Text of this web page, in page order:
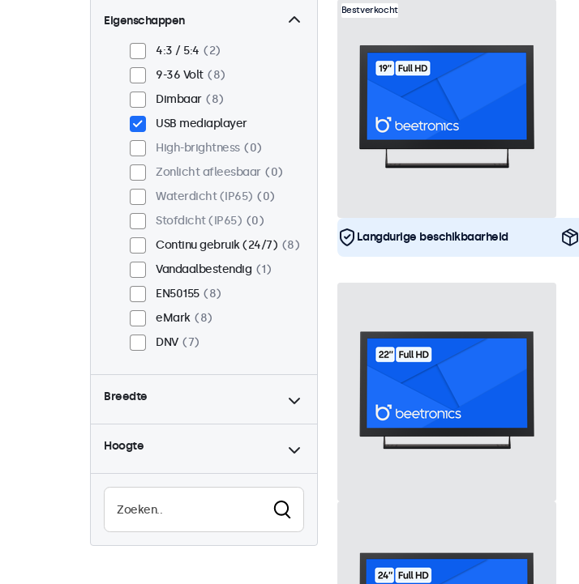
Eigenschappen
4:3 / 5:4
2
9-36 Volt
8
Dimbaar
8
USB mediaplayer
High-brightness
0
Zonlicht afleesbaar
0
Waterdicht (IP65)
0
Stofdicht (IP65)
0
Continu gebruik (24/7)
8
Vandaalbestendig
1
EN50155
8
eMark
8
DNV
7
Breedte
Hoogte
Bestverkocht
Langdurige beschikbaarheid